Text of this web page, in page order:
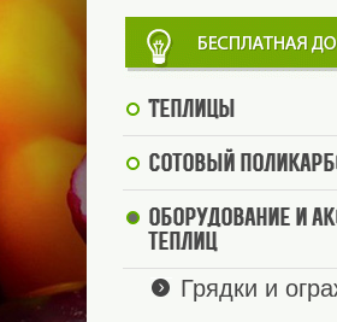
Теплицы
Сотовый
Оборудование и
теплиц
Грядки и